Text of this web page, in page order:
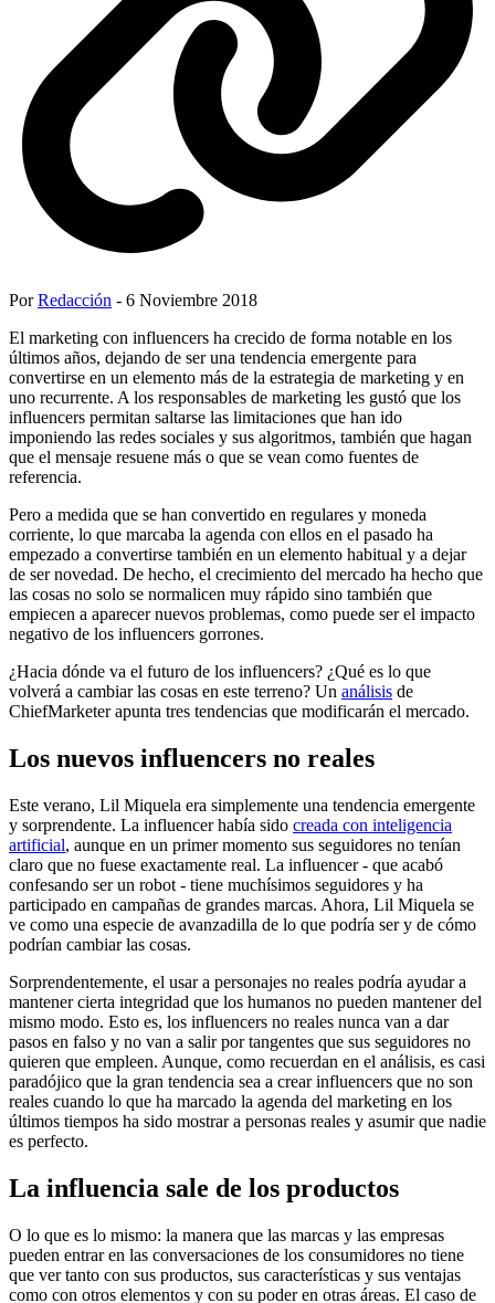
PorRedacción - 6 Noviembre 2018
El marketing con influencers ha crecido de forma notable en los
últimos años, dejando de ser una tendencia emergente para
convertirse en un elemento más de la estrategia de marketing y en
uno recurrente. A los responsables de marketing les gustó que los
influencers permitan saltarse las limitaciones que han ido
imponiendo las redes sociales y sus algoritmos, también que hagan
que el mensaje resuene más o que se vean como fuentes de
referencia.
Pero a medida que se han convertido en regulares y moneda
corriente, lo que marcaba la agenda con ellos en el pasado ha
empezado a convertirse también en un elemento habitual y a dejar
de ser novedad. De hecho, el crecimiento del mercado ha hecho que
las cosas no solo se normalicen muy rápido sino también que
empiecen a aparecer nuevos problemas, como puede ser el impacto
negativo de los influencers gorrones.
¿Hacia dónde va el futuro de los influencers? ¿Qué es lo que
volverá a cambiar las cosas en este terreno? Un análisis de
ChiefMarketer apunta tres tendencias que modificarán el mercado.
Los nuevos influencers no reales
Este verano, Lil Miquela era simplemente una tendencia emergente
y sorprendente. La influencer había sido creada con inteligencia
artificial, aunque en un primer momento sus seguidores no tenían
claro que no fuese exactamente real. La influencer - que acabó
confesando ser un robot - tiene muchísimos seguidores y ha
participado en campañas de grandes marcas. Ahora, Lil Miquela se
ve como una especie de avanzadilla de lo que podría ser y de cómo
podrían cambiar las cosas.
Sorprendentemente, el usar a personajes no reales podría ayudar a
mantener cierta integridad que los humanos no pueden mantener del
mismo modo. Esto es, los influencers no reales nunca van a dar
pasos en falso y no van a salir por tangentes que sus seguidores no
quieren que empleen. Aunque, como recuerdan en el análisis, es casi
paradójico que la gran tendencia sea a crear influencers que no son
reales cuando lo que ha marcado la agenda del marketing en los
últimos tiempos ha sido mostrar a personas reales y asumir que nadie
es perfecto.
La influencia sale de los productos
O lo que es lo mismo: la manera que las marcas y las empresas
pueden entrar en las conversaciones de los consumidores no tiene
que ver tanto con sus productos, sus características y sus ventajas
como con otros elementos y con su poder en otras áreas. El caso de